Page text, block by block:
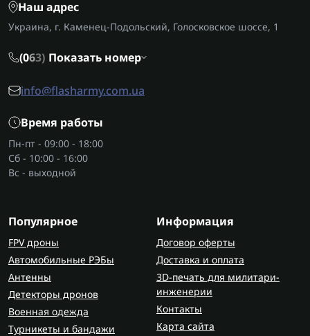
Наш адрес
Украина, г. Каменец-Подольский, Голосковское шоссе, 1
(063) Показать номер
info@flasharmy.com.ua
Время работы
Пн-пт - 09:00 - 18:00
Сб - 10:00 - 16:00
Вс - выходной
Популярное
FPV дроны
Автомобильные РЭБы
Антенны
Детекторы дронов
Военная одежда
Турникеты и бандажи
Информация
Договор оферты
Доставка и оплата
3D-печать для милитари-
инженерии
Контакты
Карта сайта